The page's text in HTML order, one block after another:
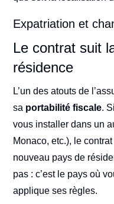
Expatriation et
Le contrat suit
résidence
L’un des atouts de
sa portabilité fiscale.
vous installer dans un
Monaco, etc.), le
nouveau pays de
pas : c’est le pays où
applique ses règles.